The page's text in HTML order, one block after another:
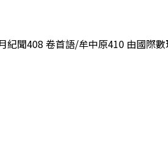
聞408 卷首語/牟中原410 由國際